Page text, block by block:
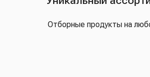
Отборные продукты на